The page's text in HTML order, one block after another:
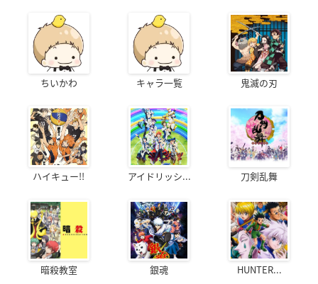
ちいかわ キャラ一覧 鬼滅の刃
ハイキュー!! アイドリッシ... 刀剣乱舞
暗殺教室 銀魂 HUNTER...